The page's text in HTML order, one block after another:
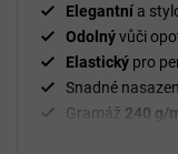
Elegantní a
Odolnývůči
Elastický pro
Snadné
Gramáž 240 g/